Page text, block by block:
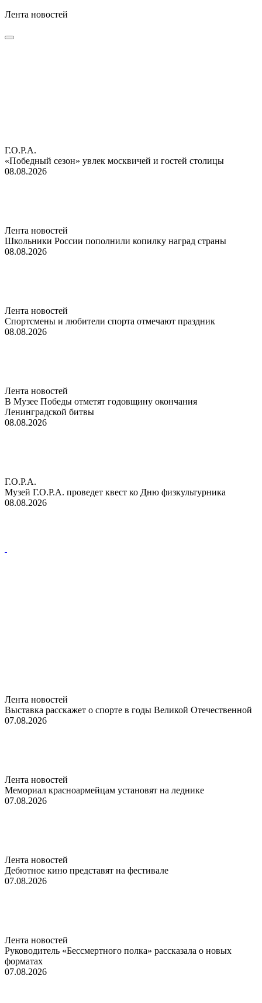
Лента новостей
Г.О.Р.А.
«Победный сезон» увлек москвичей и гостей столицы
08.08.2026
Лента новостей
Школьники России пополнили копилку наград страны
08.08.2026
Лента новостей
Спортсмены и любители спорта отмечают праздник
08.08.2026
Лента новостей
В Музее Победы отметят годовщину окончания
Ленинградской битвы
08.08.2026
Г.О.Р.А.
Музей Г.О.Р.А. проведет квест ко Дню физкультурника
08.08.2026
Лента новостей
Выставка расскажет о спорте в годы Великой Отечественной
07.08.2026
Лента новостей
Мемориал красноармейцам установят на леднике
07.08.2026
Лента новостей
Дебютное кино представят на фестивале
07.08.2026
Лента новостей
Руководитель «Бессмертного полка» рассказала о новых
форматах
07.08.2026